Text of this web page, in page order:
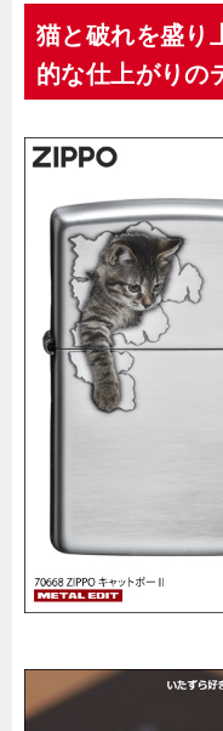
猫と破れを盛り
的な仕上がりの